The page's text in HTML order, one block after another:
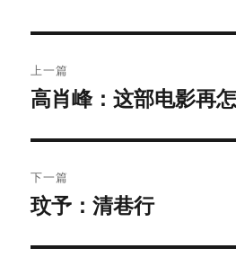
章
航
上一篇
上
文
章：
高肖峰：这部电影再
下一篇
下
文
玟予：清巷行